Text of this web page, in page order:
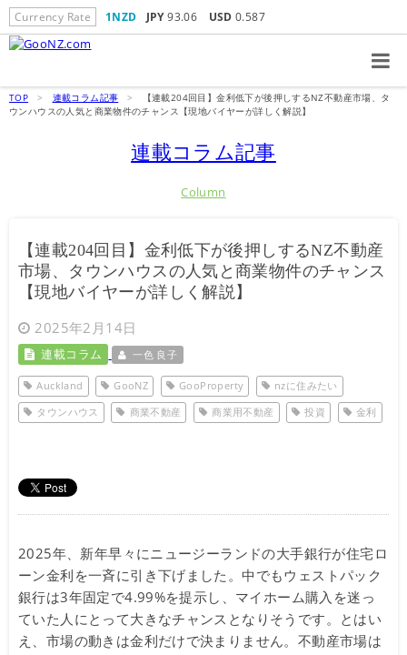
Currency Rate 1NZD JPY93.06 USD 0.587
TOP > 連載コラム記事 >
【連載204回目】金利低下が後押しするNZ不動産市場、タ
ウンハウスの人気と商業物件のチャンス【現地バイヤーが詳しく解説】
連載コラム記事
Column
【連載204回目】金利低下が後押しするNZ不動産
市場、タウンハウスの人気と商業物件のチャンス
【現地バイヤーが詳しく解説】
2025年2月14日
連載コラム 一色 良子
Auckland GooNZ GooProperty
nzに住みたい
タウンハウス
商業不動産 商業用不動産 投資 金利
2025年、新年早々にニュージーランドの大手銀行が住宅ロ
ーン金利を一斉に引き下げました。中でもウェストパック
銀行は3年固定で4.99%を提示し、マイホーム購入を迷っ
ていた人にとって大きなチャンスとなりそうです。とはい
え、市場の動きは金利だけで決まりません。不動産市場は